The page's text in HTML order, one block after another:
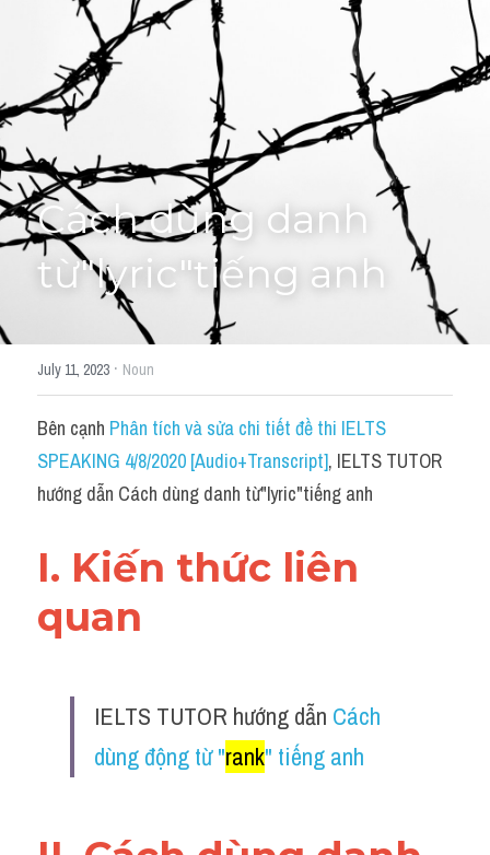
Học thử →
Cách dùng danh
từ"lyric"tiếng anh
July 11, 2023 · Noun
Bên cạnh Phân tích và sửa chi tiết đề thi IELTS
SPEAKING 4/8/2020 [Audio+Transcript], IELTS TUTOR
hướng dẫn Cách dùng danh từ"lyric"tiếng anh
I. Kiến thức liên
quan
IELTS TUTOR hướng dẫn Cách
dùng động từ "rank" tiếng anh